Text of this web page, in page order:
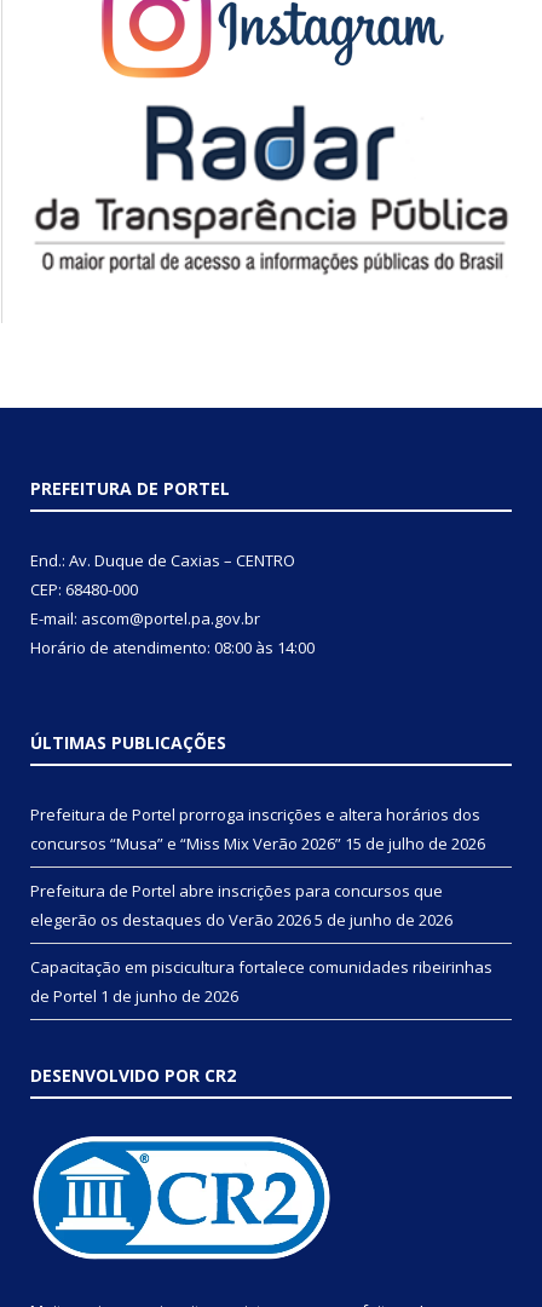
PREFEITURA DE PORTEL
End.: Av. Duque de Caxias – CENTRO
CEP: 68480-000
E-mail: ascom@portel.pa.gov.br
Horário de atendimento: 08:00 às 14:00
ÚLTIMAS PUBLICAÇÕES
Prefeitura de Portel prorroga inscrições e altera horários dos
concursos “Musa” e “Miss Mix Verão 2026” 15 de julho de 2026
Prefeitura de Portel abre inscrições para concursos que
elegerão os destaques do Verão 20265 de junho de 2026
Capacitação em piscicultura fortalece comunidades ribeirinhas
de Portel 1 de junho de 2026
DESENVOLVIDO POR CR2